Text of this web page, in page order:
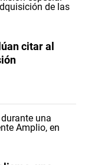
citar al